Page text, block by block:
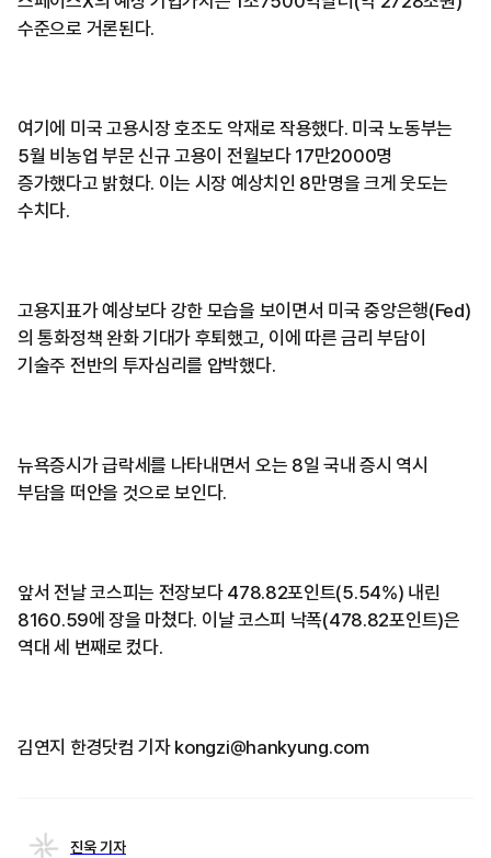
수준으로 거론된다.
여기에 미국 고용시장 호조도 악재로 작용했다. 미국 노동부는
5월 비농업 부문 신규 고용이 전월보다 17만2000명
증가했다고 밝혔다. 이는 시장 예상치인 8만명을 크게 웃도는
수치다.
고용지표가 예상보다 강한 모습을 보이면서 미국 중앙은행(Fed)
의 통화정책 완화 기대가 후퇴했고, 이에 따른 금리 부담이
기술주 전반의 투자심리를 압박했다.
뉴욕증시가 급락세를 나타내면서 오는 8일 국내 증시 역시
부담을 떠안을 것으로 보인다.
앞서 전날 코스피는 전장보다 478.82포인트(5.54%) 내린
8160.59에 장을 마쳤다. 이날 코스피 낙폭(478.82포인트)은
역대 세 번째로 컸다.
김연지 한경닷컴 기자 kongzi@hankyung.com
진욱 기자